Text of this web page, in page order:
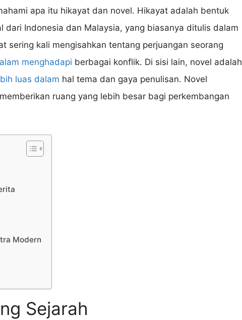
apa itu hikayat dan novel. Hikayat adalah bentuk
dari Indonesia dan Malaysia, yang biasanya ditulis dalam
sering kali mengisahkan tentang perjuangan seorang
menghadapi berbagai konflik. Di sisi lain, novel adalah
luas dalam hal tema dan gaya penulisan. Novel
ruang yang lebih besar bagi perkembangan
Modern
Sejarah